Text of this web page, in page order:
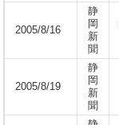
2005/8/16
静
岡
新
聞
2005/8/19
静
岡
新
聞